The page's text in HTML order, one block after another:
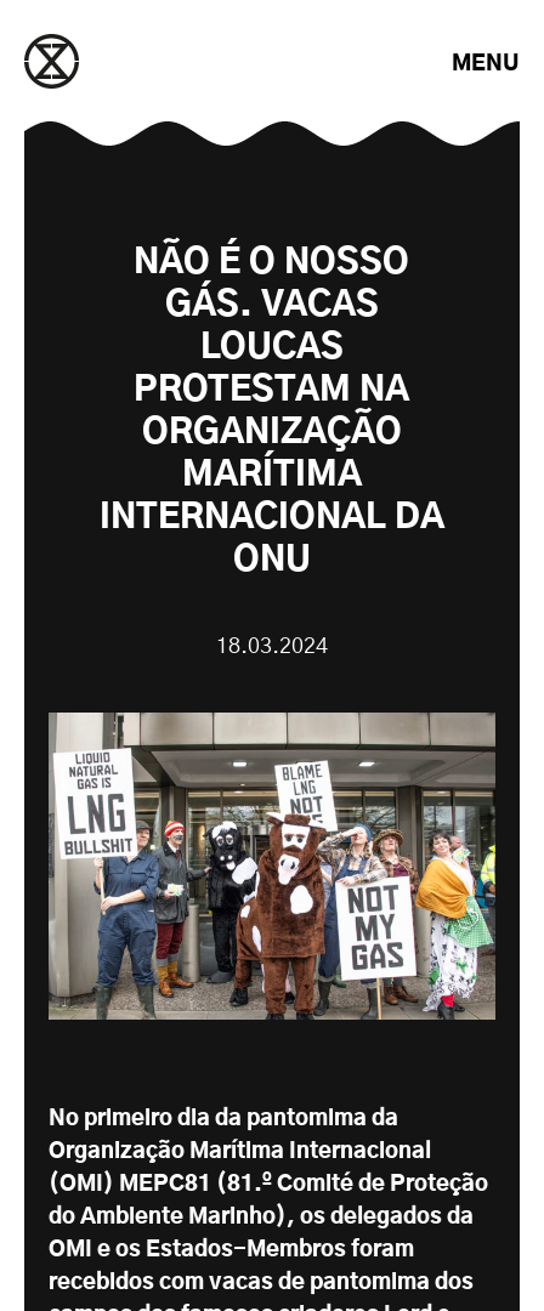
MENU
NÃO É O NOSSO
GÁS. VACAS
LOUCAS
PROTESTAM NA
ORGANIZAÇÃO
MARÍTIMA
INTERNACIONAL DA
ONU
18.03.2024
No primeiro dia da pantomima da
Organização Marítima Internacional
(OMI) MEPC81 (81.º Comité de Proteção
do Ambiente Marinho), os delegados da
OMI e os Estados-Membros foram
recebidos com vacas de pantomima dos